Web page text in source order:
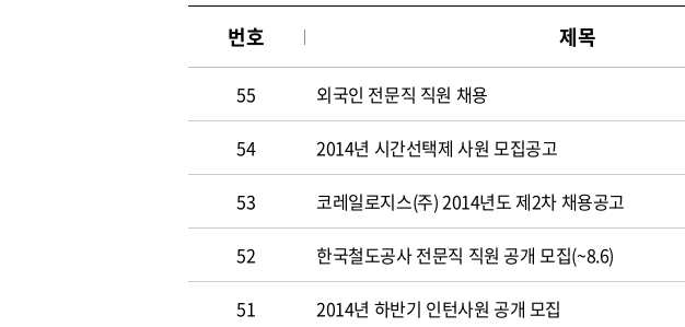
번호 제목
55 외국인 전문직 직원 채용
54 2014년 시간선택제 사원 모집공고
53 코레일로지스(주) 2014년도 제2차 채용공고
52 한국철도공사 전문직 직원 공개 모집(~8.6)
51 2014년 하반기 인턴사원 공개 모집